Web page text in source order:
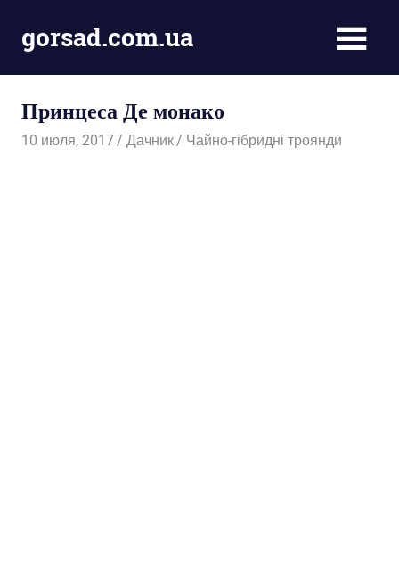
перейти
к
gorsad.com.ua
і
город
Принцеса Де монако
10 июля, 2017 Дачник Чайно-гібридні троянди